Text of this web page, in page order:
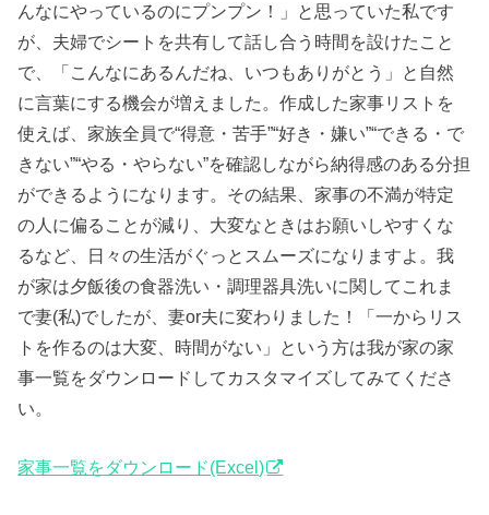
んなにやっているのにプンプン！」と思っていた私です
が、夫婦でシートを共有して話し合う時間を設けたこと
で、「こんなにあるんだね、いつもありがとう」と自然
に言葉にする機会が増えました。作成した家事リストを
使えば、家族全員で“得意・苦手”“好き・嫌い”“できる・で
きない”“やる・やらない”を確認しながら納得感のある分担
ができるようになります。その結果、家事の不満が特定
の人に偏ることが減り、大変なときはお願いしやすくな
るなど、日々の生活がぐっとスムーズになりますよ。我
が家は夕飯後の食器洗い・調理器具洗いに関してこれま
で妻(私)でしたが、妻or夫に変わりました！「一からリス
トを作るのは大変、時間がない」という方は我が家の家
事一覧をダウンロードしてカスタマイズしてみてくださ
い。
家事一覧をダウンロード(Excel)